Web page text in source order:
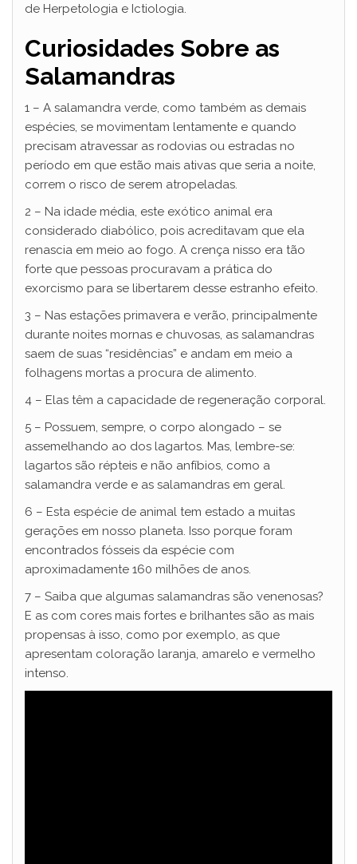
de Herpetologia e Ictiologia.
Curiosidades Sobre as
Salamandras
1 – A salamandra verde, como também as demais
espécies, se movimentam lentamente e quando
precisam atravessar as rodovias ou estradas no
período em que estão mais ativas que seria a noite,
correm o risco de serem atropeladas.
2 – Na idade média, este exótico animal era
considerado diabólico, pois acreditavam que ela
renascia em meio ao fogo. A crença nisso era tão
forte que pessoas procuravam a prática do
exorcismo para se libertarem desse estranho efeito.
3 – Nas estações primavera e verão, principalmente
durante noites mornas e chuvosas, as salamandras
saem de suas “residências” e andam em meio a
folhagens mortas a procura de alimento.
4 – Elas têm a capacidade de regeneração corporal.
5 – Possuem, sempre, o corpo alongado – se
assemelhando ao dos lagartos. Mas, lembre-se:
lagartos são répteis e não anfíbios, como a
salamandra verde e as salamandras em geral.
6 – Esta espécie de animal tem estado a muitas
gerações em nosso planeta. Isso porque foram
encontrados fósseis da espécie com
aproximadamente 160 milhões de anos.
7 – Saiba que algumas salamandras são venenosas?
E as com cores mais fortes e brilhantes são as mais
propensas à isso, como por exemplo, as que
apresentam coloração laranja, amarelo e vermelho
intenso.